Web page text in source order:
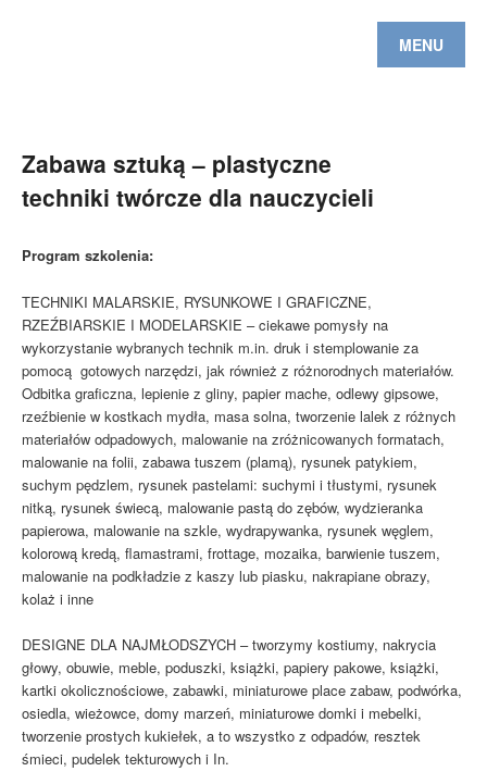
MENU
Zabawa sztuką – plastyczne
techniki twórcze dla nauczycieli
Program szkolenia:
TECHNIKI MALARSKIE, RYSUNKOWE I GRAFICZNE,
RZEŹBIARSKIE I MODELARSKIE – ciekawe pomysły na
wykorzystanie wybranych technik m.in. druk i stemplowanie za
pomocą gotowych narzędzi, jak również z różnorodnych materiałów.
Odbitka graficzna, lepienie z gliny, papier mache, odlewy gipsowe,
rzeźbienie w kostkach mydła, masa solna, tworzenie lalek z różnych
materiałów odpadowych, malowanie na zróżnicowanych formatach,
malowanie na folii, zabawa tuszem (plamą), rysunek patykiem,
suchym pędzlem, rysunek pastelami: suchymi i tłustymi, rysunek
nitką, rysunek świecą, malowanie pastą do zębów, wydzieranka
papierowa, malowanie na szkle, wydrapywanka, rysunek węglem,
kolorową kredą, flamastrami, frottage, mozaika, barwienie tuszem,
malowanie na podkładzie z kaszy lub piasku, nakrapiane obrazy,
kolaż i inne
DESIGNE DLA NAJMŁODSZYCH – tworzymy kostiumy, nakrycia
głowy, obuwie, meble, poduszki, książki, papiery pakowe, książki,
kartki okolicznościowe, zabawki, miniaturowe place zabaw, podwórka,
osiedla, wieżowce, domy marzeń, miniaturowe domki i mebelki,
tworzenie prostych kukiełek, a to wszystko z odpadów, resztek
śmieci, pudelek tekturowych i In.